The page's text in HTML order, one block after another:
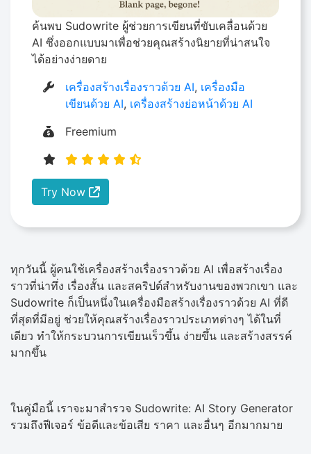
ค้นพบ Sudowrite ผู้ช่วยการเขียนที่ขับเคลื่อนด้วย
AI ซึ่งออกแบบมาเพื่อช่วยคุณสร้างนิยายที่น่าสนใจ
ได้อย่างง่ายดาย
เครื่องสร้างเรื่องราวด้วย AI, เครื่องมือ
เขียนด้วย AI, เครื่องสร้างย่อหน้าด้วย AI
Freemium
Try Now
ทุกวันนี้ ผู้คนใช้เครื่องสร้างเรื่องราวด้วย AI เพื่อสร้างเรื่อง
ราวที่น่าทึ่ง เรื่องสั้น และสคริปต์สำหรับงานของพวกเขา และ
Sudowrite ก็เป็นหนึ่งในเครื่องมือสร้างเรื่องราวด้วย AI ที่ดี
ที่สุดที่มีอยู่ ช่วยให้คุณสร้างเรื่องราวประเภทต่างๆ ได้ในที่
เดียว ทำให้กระบวนการเขียนเร็วขึ้น ง่ายขึ้น และสร้างสรรค์
มากขึ้น
ในคู่มือนี้ เราจะมาสำรวจ Sudowrite: AI Story Generator
รวมถึงฟีเจอร์ ข้อดีและข้อเสีย ราคา และอื่นๆ อีกมากมาย